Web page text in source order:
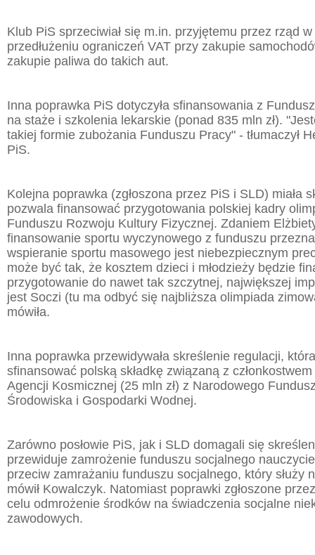
Klub PiS sprzeciwiał się m.in. przyjętemu przez rząd
przedłużeniu ograniczeń VAT przy zakupie
zakupie paliwa do takich aut.
Inna poprawka PiS dotyczyła sfinansowania z
na staże i szkolenia lekarskie (ponad 835 mln zł).
takiej formie zubożania Funduszu Pracy" - tłumaczył
PiS.
Kolejna poprawka (zgłoszona przez PiS i SLD) miała
pozwala finansować przygotowania polskiej kadry
Funduszu Rozwoju Kultury Fizycznej. Zdaniem
finansowanie sportu wyczynowego z funduszu
wspieranie sportu masowego jest niebezpiecznym
może być tak, że kosztem dzieci i młodzieży będzie
przygotowanie do nawet tak szczytnej, największej
jest Soczi (tu ma odbyć się najbliższa olimpiada
mówiła.
Inna poprawka przewidywała skreślenie regulacji,
sfinansować polską składkę związaną z
Agencji Kosmicznej (25 mln zł) z Narodowego
Środowiska i Gospodarki Wodnej.
Zarówno posłowie PiS, jak i SLD domagali się
przewiduje zamrożenie funduszu socjalnego
przeciw zamrażaniu funduszu socjalnego, który służy
mówił Kowalczyk. Natomiast poprawki zgłoszone
celu odmrożenie środków na świadczenia socjalne
zawodowych.